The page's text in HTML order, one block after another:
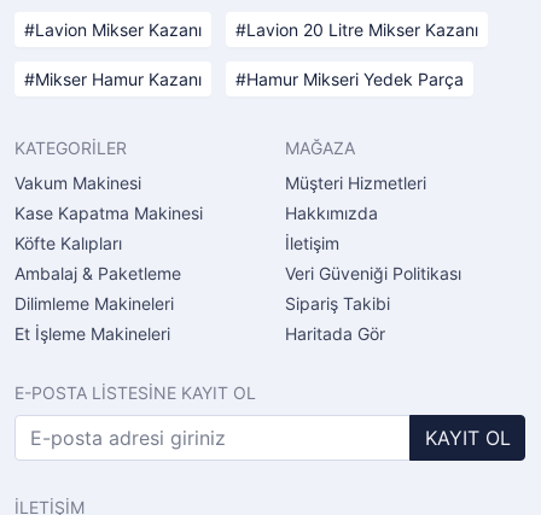
Lavion Mikser Kazanı Lavion 20 Litre Mikser Kazanı
Mikser Hamur Kazanı Hamur Mikseri Yedek Parça
KATEGORİLER
Vakum Makinesi
Kase Kapatma Makinesi
Köfte Kalıpları
Ambalaj & Paketleme
Dilimleme Makineleri
Et İşleme Makineleri
MAĞAZA
Müşteri Hizmetleri
Hakkımızda
İletişim
Veri Güveniği Politikası
Sipariş Takibi
Haritada Gör
E-POSTA LİSTESİNE KAYIT OL
KAYIT OL
İLETİŞİM